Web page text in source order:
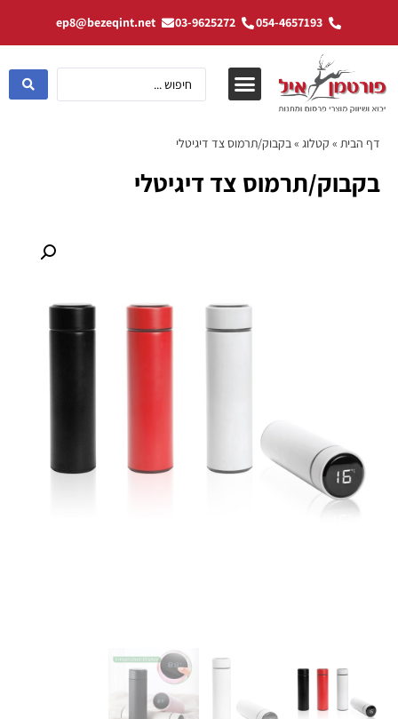
054-4657193
03-9625272
ep8@bezeqint.net
דף הבית » קטלוג »בקבוק/תרמוס צד דיגיטלי
בקבוק/תרמוס צד דיגיטלי